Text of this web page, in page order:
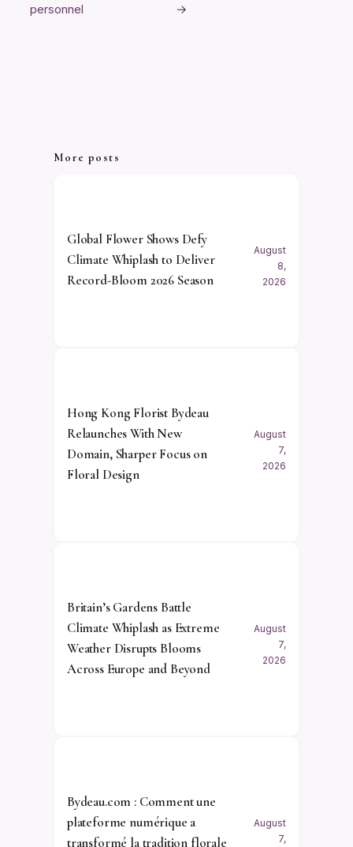
personnel
→
More posts
Global Flower Shows Defy
Climate Whiplash to Deliver
Record-Bloom 2026 Season
August
8,
2026
Hong Kong Florist Bydeau
Relaunches With New
Domain, Sharper Focus on
Floral Design
August
7,
2026
Britain’s Gardens Battle
Climate Whiplash as Extreme
Weather Disrupts Blooms
Across Europe and Beyond
August
7,
2026
Bydeau.com : Comment une
plateforme numérique a
transformé la tradition florale
August
7,